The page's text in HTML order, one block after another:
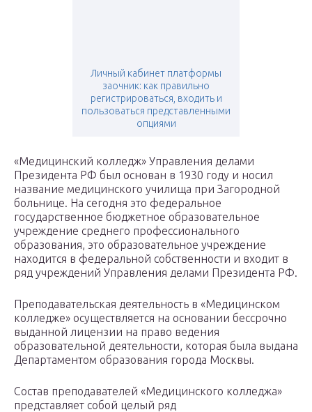
Личный кабинет платформы
заочник: как правильно
регистрироваться, входить и
пользоваться представленными
опциями
«Медицинский колледж» Управления делами
Президента РФ был основан в 1930 году и носил
название медицинского училища при Загородной
больнице. На сегодня это федеральное
государственное бюджетное образовательное
учреждение среднего профессионального
образования, это образовательное учреждение
находится в федеральной собственности и входит в
ряд учреждений Управления делами Президента РФ.
Преподавательская деятельность в «Медицинском
колледже» осуществляется на основании бессрочно
выданной лицензии на право ведения
образовательной деятельности, которая была выдана
Департаментом образования города Москвы.
Состав преподавателей «Медицинского колледжа»
представляет собой целый ряд